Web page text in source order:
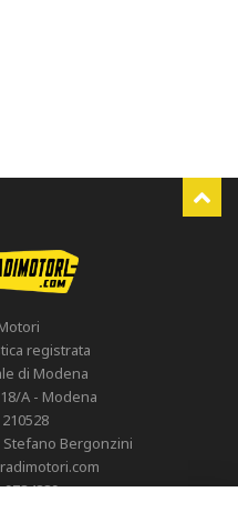
registrata
di Modena
A - Modena
Bergonzini
9784889